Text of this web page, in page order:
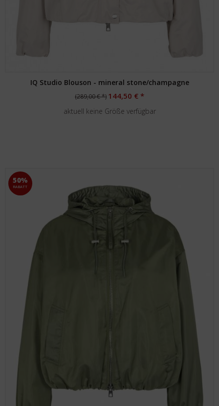
IQ Studio Blouson - mineral stone/champagne
(289,00 € *) 144,50 € *
aktuell keine Größe verfügbar
50%
RABATT